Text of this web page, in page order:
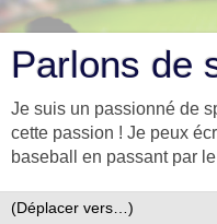
Parlons de
Je suis un passionné de
cette passion ! Je peux
baseball en passant par